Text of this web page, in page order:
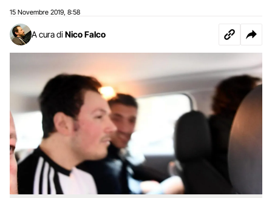
15 Novembre 2019 8:58
A cura di Nico Falco